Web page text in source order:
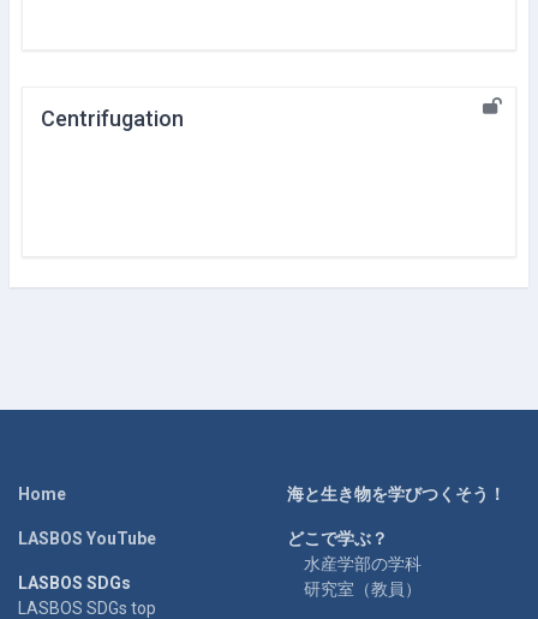
Centrifugation
Home
LASBOS YouTube
LASBOS SDGs
LASBOS SDGs top
海と生き物を学びつくそう！
どこで学ぶ？
水産学部の学科
研究室（教員）